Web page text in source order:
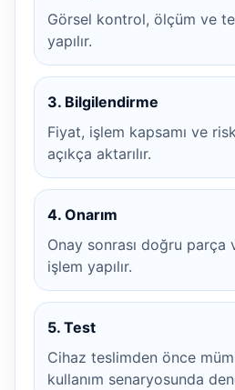
Görsel kontrol, ölçüm ve
yapılır.
3. Bilgilendirme
Fiyat, işlem kapsamı ve
açıkça aktarılır.
4. Onarım
Onay sonrası doğru
işlem yapılır.
5. Test
Cihaz teslimden önce
kullanım senaryosunda